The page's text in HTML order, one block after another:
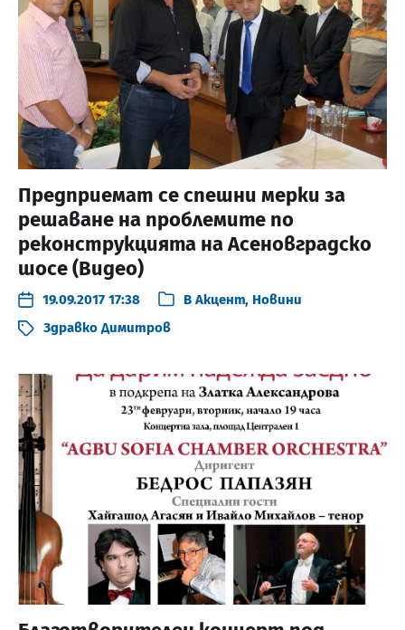
Предприемат се спешни мерки за
решаване на проблемите по
реконструкцията на Асеновградско
шосе (Видео)
19.09.2017 17:38 В Акцент, Новини
Здравко Димитров